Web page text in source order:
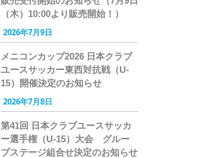
（木）10:00より販売開始！）
2026年7月9日
メニコンカップ2026 日本クラブ
ユースサッカー東西対抗戦（U-
15）開催決定のお知らせ
2026年7月8日
第41回 日本クラブユースサッカ
ー選手権（U-15）大会 グルー
プステージ組合せ決定のお知らせ